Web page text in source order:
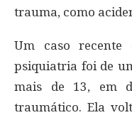
trauma, como
Um caso recente
psiquiatria foi de
mais de 13, em
traumático. Ela